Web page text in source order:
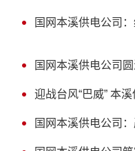
国网本溪供电公司
国网本溪供电公司
迎战台风“巴威” 本
国网本溪供电公司